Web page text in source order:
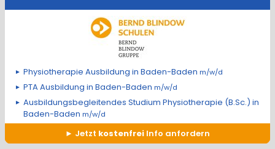
Physiotherapie Ausbildung in Baden-Baden m/w/d
PTA Ausbildung in Baden-Baden m/w/d
Ausbildungsbegleitendes Studium Physiotherapie (B.Sc.) in
Baden-Baden m/w/d
Jetzt kostenfrei Info anfordern